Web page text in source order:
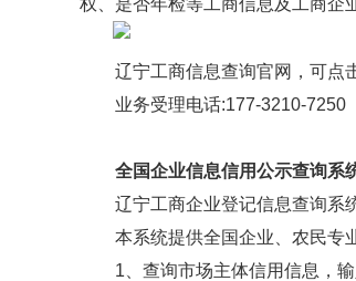
权、是否年检等工商信息及工商企
辽宁工商信息查询官网，可点
业务受理电话:177-3210-7250
全国企业信息信用公示查询系
辽宁工商企业登记信息查询系
本系统提供全国企业、农民专
1、查询市场主体信用信息，